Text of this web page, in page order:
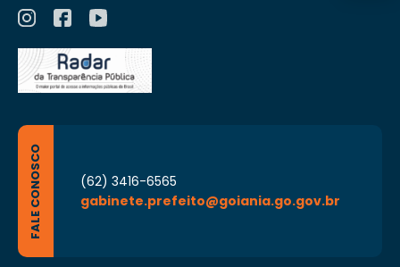
FALE CONOSCO
(62) 3416-6565
gabinete.prefeito@goiania.go.gov.br